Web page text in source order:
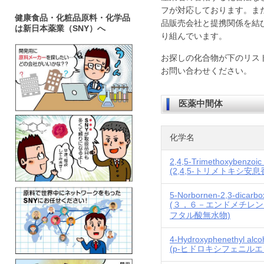
健康食品・化粧品原料・化学品
は新日本薬業（SNY）へ
フが対応しております。ま
品販売会社と提携関係を結
り組んでいます。
お探しの化合物が下のリス
お問い合わせください。
医薬中間体
化学名
2,4,5-Trimethoxybenzoic
(2,4,5-トリメトキシ安息
5-Norbornen-2,3-
(３，６－エンドメチレ
フタル酸無水物)
4-Hydroxyphenethyl
(p-ヒドロキシフェニル